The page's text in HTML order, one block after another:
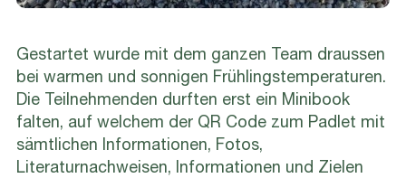
Gestartet wurde mit dem ganzen Team draussen
bei warmen und sonnigen Frühlingstemperaturen.
Die Teilnehmenden durften erst ein Minibook
falten, auf welchem der QR Code zum Padlet mit
sämtlichen Informationen, Fotos,
Literaturnachweisen, Informationen und Zielen